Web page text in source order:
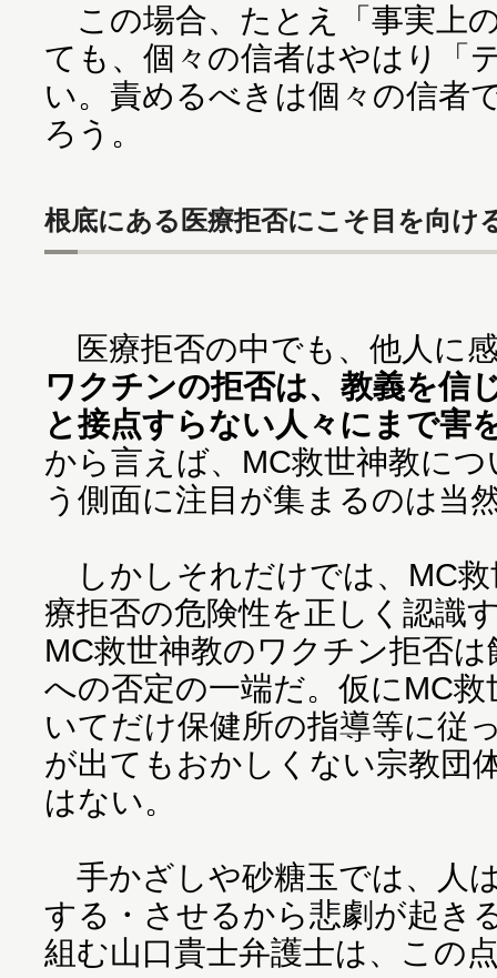
この場合、たとえ「事実上
ても、個々の信者はやはり「
い。責めるべきは個々の信者
ろう。
根底にある医療拒否にこそ目を向け
医療拒否の中でも、他人に
ワクチンの拒否は、教義を信
と接点すらない人々にまで害
から言えば、MC救世神教に
う側面に注目が集まるのは当
しかしそれだけでは、MC救
療拒否の危険性を正しく認識
MC救世神教のワクチン拒否
への否定の一端だ。仮にMC
いてだけ保健所の指導等に従
が出てもおかしくない宗教団
はない。
手かざしや砂糖玉では、人
する・させるから悲劇が起き
組む山口貴士弁護士は、この